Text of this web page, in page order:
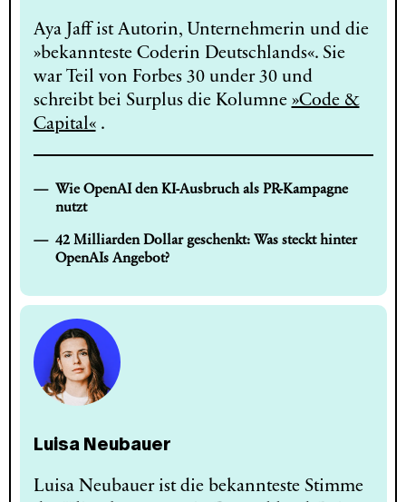
Aya Jaff ist Autorin, Unternehmerin und die
»bekannteste Coderin Deutschlands«. Sie
war Teil von Forbes 30 under 30 und
schreibt bei Surplus die Kolumne »Code &
Capital«.
Wie OpenAI den KI-Ausbruch als PR-Kampagne
nutzt
42 Milliarden Dollar geschenkt: Was steckt hinter
OpenAIs Angebot?
Luisa Neubauer
Luisa Neubauer ist die bekannteste Stimme